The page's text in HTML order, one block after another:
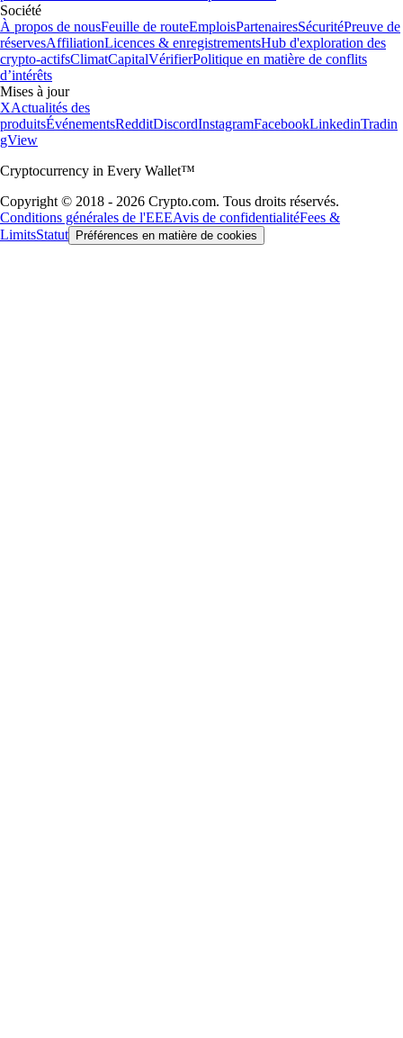
Société
À propos de nousFeuille de routeEmploisPartenairesSécuritéPreuve de
réservesAffiliationLicences & enregistrementsHub d'exploration des
crypto-actifsClimatCapitalVérifierPolitique en matière de conflits
d’intérêts
Mises à jour
XActualités des
produitsÉvénementsRedditDiscordInstagramFacebookLinkedinTradin
gView
Cryptocurrency in Every Wallet™
Copyright © 2018 - 2026 Crypto.com. Tous droits réservés.
Conditions générales de l'EEEAvis de confidentialitéFees &
LimitsStatut Préférences en matière de cookies